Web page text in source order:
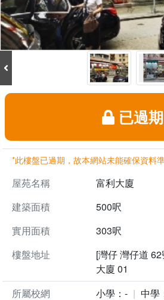
已過期
*此樓盤已過期，故本網站未能確保資料
屋苑名稱
富利大廈
建築面積
500呎
實用面積
303呎
樓盤地址
[灣仔 灣仔道
大廈 01
所屬校網
小學：- 中學